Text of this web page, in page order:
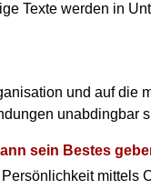
Texte werden in
und auf die
unabdingbar
sein Bestes
mittels